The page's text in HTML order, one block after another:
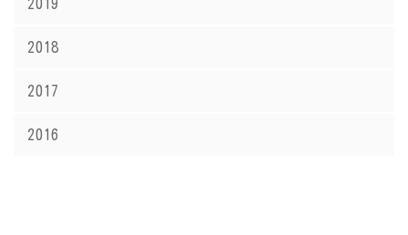
2019
2018
2017
2016